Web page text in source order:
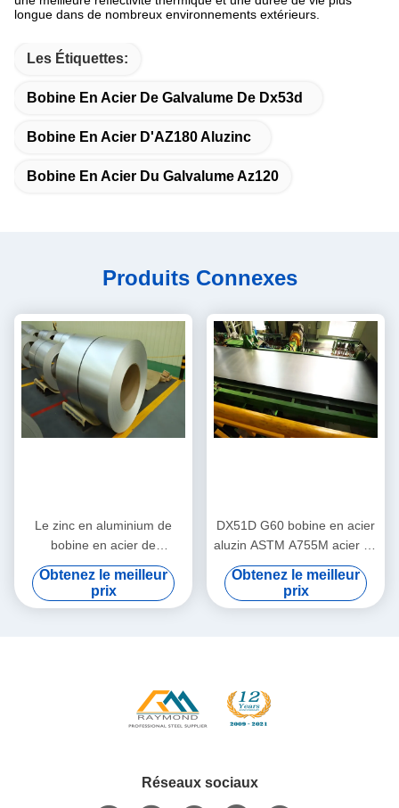
longue dans de nombreux environnements extérieurs.
Les Étiquettes:
Bobine En Acier De Galvalume De Dx53d
Bobine En Acier D'AZ180 Aluzinc
Bobine En Acier Du Galvalume Az120
Produits Connexes
Le zinc en aluminium de
bobine en acier de
Galvalume de Chromated
DX52D G60 PPGL a enduit
Obtenez le meilleur
prix
DX51D G60 bobine en acier
aluzin ASTM A755M acier en
aluminium revêtu de zinc
pour toiture et appareils
électroménagers
Obtenez le meilleur
prix
Réseaux sociaux